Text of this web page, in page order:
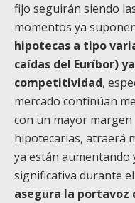
fijo seguirán siendo
momentos ya
hipotecas a tipo
caídas del Euríbor)
competitividad,
mercado continúan
con un mayor
hipotecarias, atraerá
ya están aumentando
significativa durante
asegura la portavoz